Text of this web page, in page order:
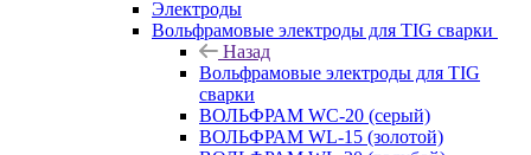
Электроды
Вольфрамовые электроды для TIG сварки
Назад
Вольфрамовые электроды для TIG
сварки
ВОЛЬФРАМ WC-20 (серый)
ВОЛЬФРАМ WL-15 (золотой)